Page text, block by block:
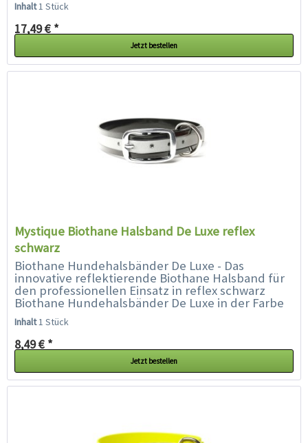
Inhalt1 Stück
17,49 € *
Jetzt bestellen
Mystique Biothane Halsband De Luxe reflex
schwarz
Biothane Hundehalsbänder De Luxe - Das
innovative reflektierende Biothane Halsband für
den professionellen Einsatz in reflex schwarz
Biothane Hundehalsbänder De Luxe in der Farbe
reflex-schwarz führen wir in...
Inhalt1 Stück
8,49 € *
Jetzt bestellen